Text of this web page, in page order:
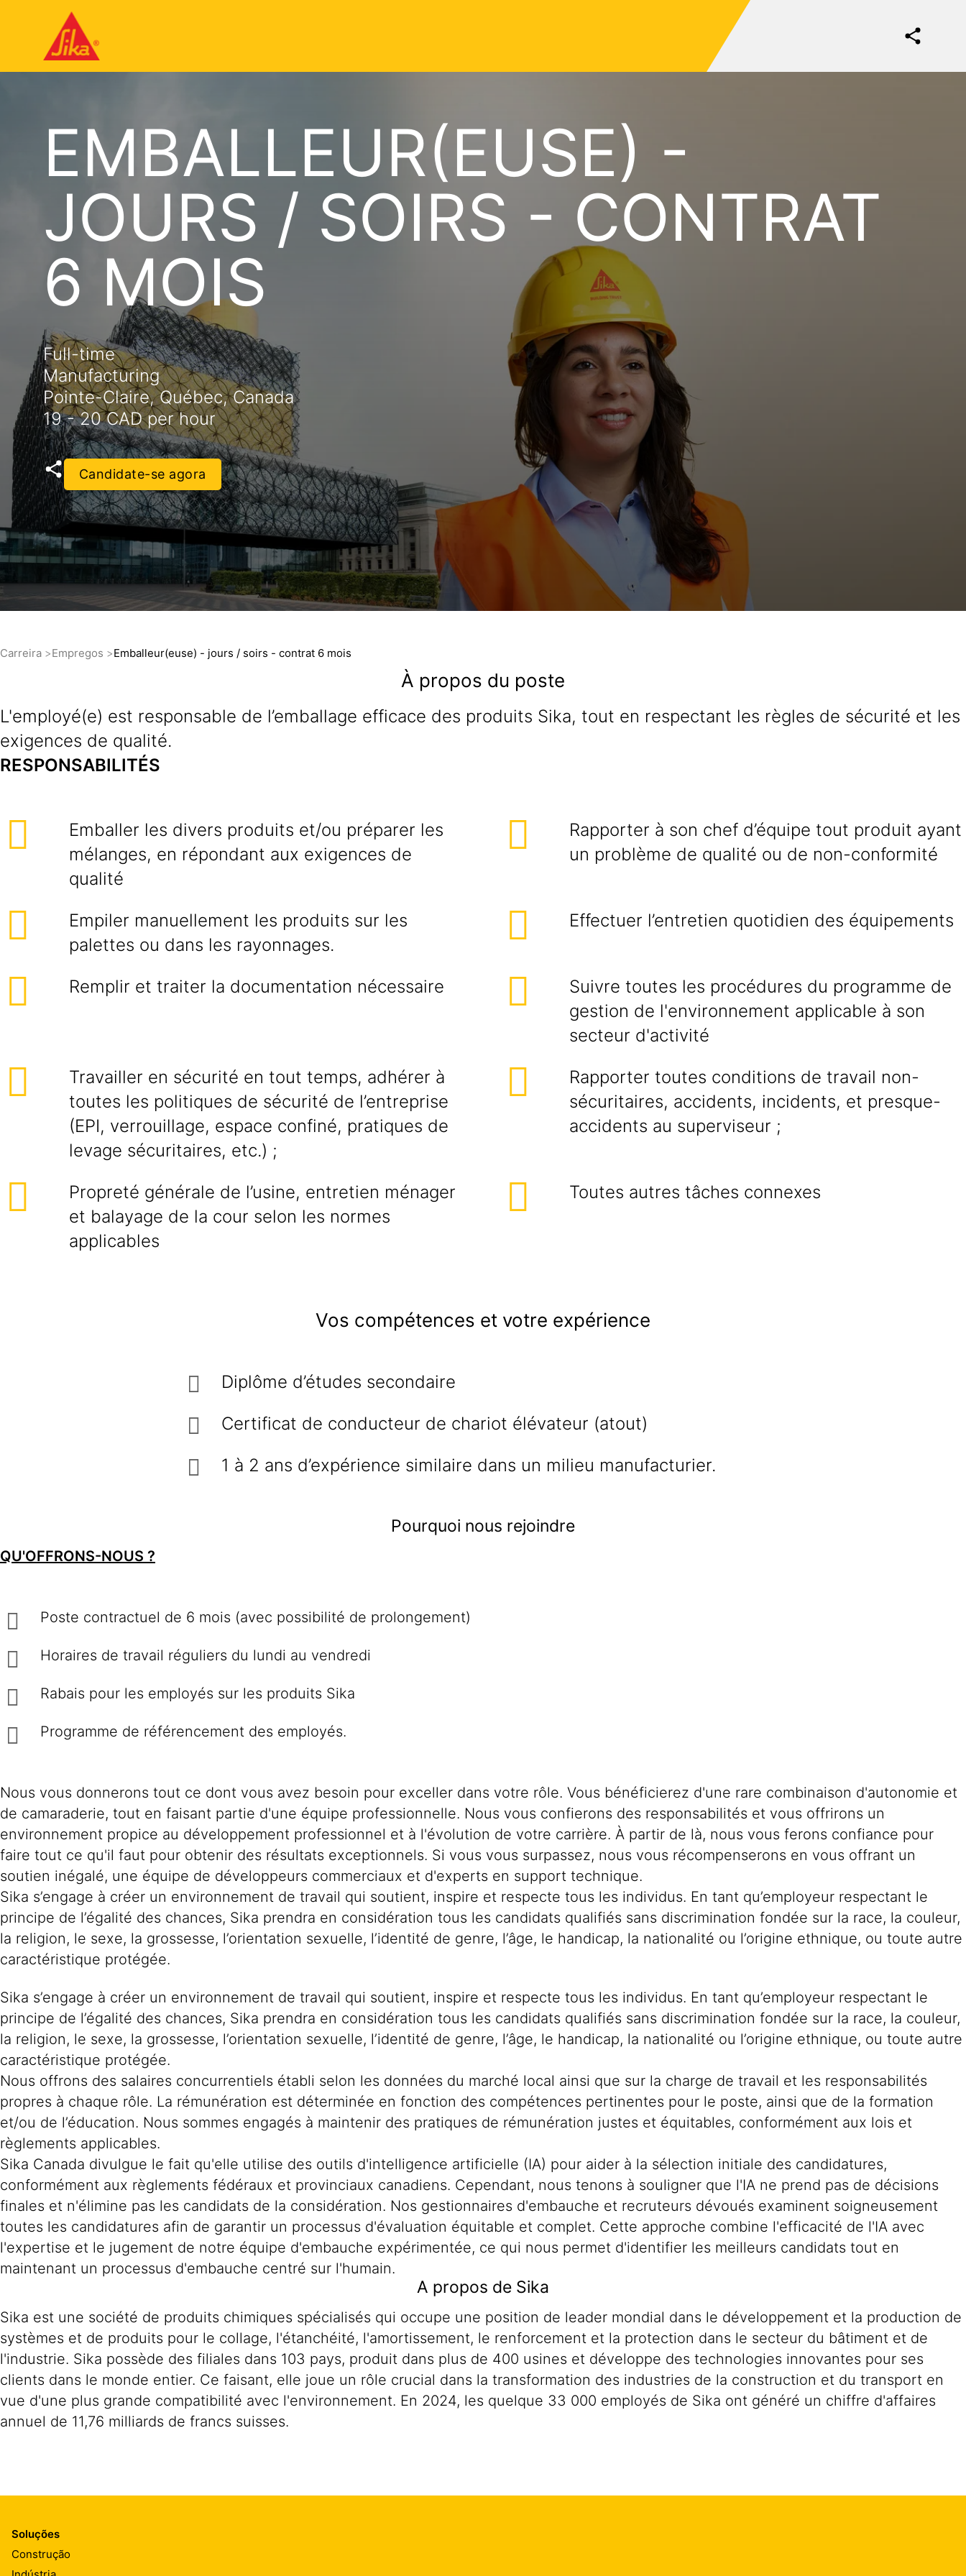
EMBALLEUR(EUSE) -
JOURS / SOIRS - CONTRAT
6 MOIS
Full-time
Manufacturing
Pointe-Claire, Québec, Canada
19 - 20 CAD per hour
Candidate-se agora
Carreira Empregos Emballeur(euse) - jours / soirs - contrat 6 mois
À propos du poste
L'employé(e) est responsable de l’emballage efficace des produits Sika, tout en respectant les règles de sécurité et les
exigences de qualité.
RESPONSABILITÉS
Emballer les divers produits et/ou préparer les
mélanges, en répondant aux exigences de
qualité
Rapporter à son chef d’équipe tout produit ayant
un problème de qualité ou de non-conformité
Empiler manuellement les produits sur les
palettes ou dans les rayonnages.
Effectuer l’entretien quotidien des équipements
Remplir et traiter la documentation nécessaire
Suivre toutes les procédures du programme de
gestion de l'environnement applicable à son
secteur d'activité
Travailler en sécurité en tout temps, adhérer à
toutes les politiques de sécurité de l’entreprise
(EPI, verrouillage, espace confiné, pratiques de
levage sécuritaires, etc.) ;
Rapporter toutes conditions de travail non-
sécuritaires, accidents, incidents, et presque-
accidents au superviseur ;
Propreté générale de l’usine, entretien ménager
et balayage de la cour selon les normes
applicables
Toutes autres tâches connexes
Vos compétences et votre expérience
Diplôme d’études secondaire
Certificat de conducteur de chariot élévateur (atout)
1 à 2 ans d’expérience similaire dans un milieu manufacturier.
Pourquoi nous rejoindre
QU'OFFRONS-NOUS ?
Poste contractuel de 6 mois (avec possibilité de prolongement)
Horaires de travail réguliers du lundi au vendredi
Rabais pour les employés sur les produits Sika
Programme de référencement des employés.
Nous vous donnerons tout ce dont vous avez besoin pour exceller dans votre rôle. Vous bénéficierez d'une rare combinaison d'autonomie et
de camaraderie, tout en faisant partie d'une équipe professionnelle. Nous vous confierons des responsabilités et vous offrirons un
environnement propice au développement professionnel et à l'évolution de votre carrière. À partir de là, nous vous ferons confiance pour
faire tout ce qu'il faut pour obtenir des résultats exceptionnels. Si vous vous surpassez, nous vous récompenserons en vous offrant un
soutien inégalé, une équipe de développeurs commerciaux et d'experts en support technique.
Sika s’engage à créer un environnement de travail qui soutient, inspire et respecte tous les individus. En tant qu’employeur respectant le
principe de l’égalité des chances, Sika prendra en considération tous les candidats qualifiés sans discrimination fondée sur la race, la couleur,
la religion, le sexe, la grossesse, l’orientation sexuelle, l’identité de genre, l’âge, le handicap, la nationalité ou l’origine ethnique, ou toute autre
caractéristique protégée.
Sika s’engage à créer un environnement de travail qui soutient, inspire et respecte tous les individus. En tant qu’employeur respectant le
principe de l’égalité des chances, Sika prendra en considération tous les candidats qualifiés sans discrimination fondée sur la race, la couleur,
la religion, le sexe, la grossesse, l’orientation sexuelle, l’identité de genre, l’âge, le handicap, la nationalité ou l’origine ethnique, ou toute autre
caractéristique protégée.
Nous offrons des salaires concurrentiels établi selon les données du marché local ainsi que sur la charge de travail et les responsabilités
propres à chaque rôle. La rémunération est déterminée en fonction des compétences pertinentes pour le poste, ainsi que de la formation
et/ou de l’éducation. Nous sommes engagés à maintenir des pratiques de rémunération justes et équitables, conformément aux lois et
règlements applicables.
Sika Canada divulgue le fait qu'elle utilise des outils d'intelligence artificielle (IA) pour aider à la sélection initiale des candidatures,
conformément aux règlements fédéraux et provinciaux canadiens. Cependant, nous tenons à souligner que l'IA ne prend pas de décisions
finales et n'élimine pas les candidats de la considération. Nos gestionnaires d'embauche et recruteurs dévoués examinent soigneusement
toutes les candidatures afin de garantir un processus d'évaluation équitable et complet. Cette approche combine l'efficacité de l'IA avec
l'expertise et le jugement de notre équipe d'embauche expérimentée, ce qui nous permet d'identifier les meilleurs candidats tout en
maintenant un processus d'embauche centré sur l'humain.
A propos de Sika
Sika est une société de produits chimiques spécialisés qui occupe une position de leader mondial dans le développement et la production de
systèmes et de produits pour le collage, l'étanchéité, l'amortissement, le renforcement et la protection dans le secteur du bâtiment et de
l'industrie. Sika possède des filiales dans 103 pays, produit dans plus de 400 usines et développe des technologies innovantes pour ses
clients dans le monde entier. Ce faisant, elle joue un rôle crucial dans la transformation des industries de la construction et du transport en
vue d'une plus grande compatibilité avec l'environnement. En 2024, les quelque 33 000 employés de Sika ont généré un chiffre d'affaires
annuel de 11,76 milliards de francs suisses.
Soluções
Construção